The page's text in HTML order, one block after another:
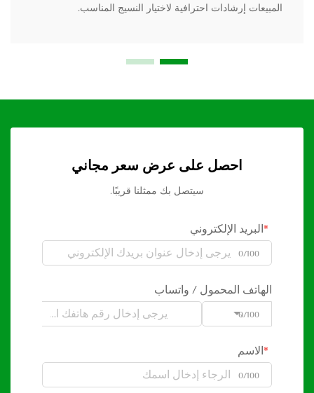
المبيعات إرشادات احترافية لاختيار النسيج المناسب.
احصل على عرض سعر مجاني
سيتصل بك ممثلنا قريبًا.
البريد الإلكتروني
0/100
الهاتف المحمول / واتساب
Code0/100
الاسم
0/100